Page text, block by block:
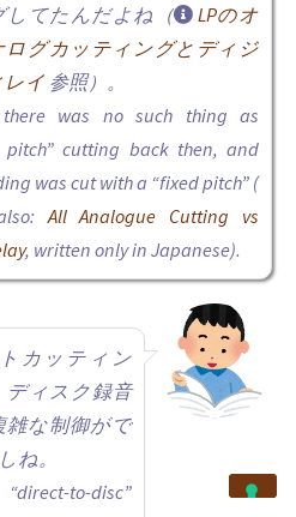
してたんだよね（
LPのオ
ログカッティングとディジ
レイ 参照）。
there was no such thing as
pitch” cutting back then, and
was cut with a “fixed pitch” (
All Analogue Cutting vs
, written only in Japanese).
カッティン
ディスク録音
な制御がで
ね。
to-disc”